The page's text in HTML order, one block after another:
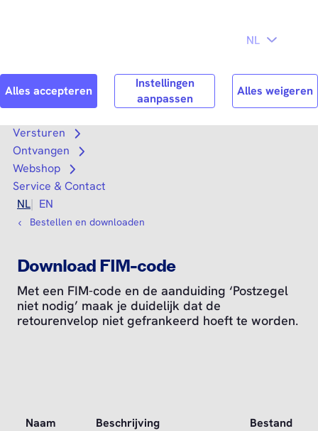
Search Zoek
Versturen
Open submenu
Ontvangen
Open submenu
Webshop
Open submenu
Service & Contact
NL
EN
Bestellen en downloaden
Download FIM-code
Met een FIM-code en de aanduiding ‘Postzegel
niet nodig’ maak je duidelijk dat de
retourenvelop niet gefrankeerd hoeft te worden.
Naam Beschrijving Bestand